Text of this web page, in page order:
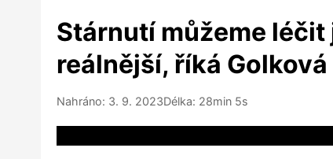
Stárnutí můžeme léčit
reálnější, říká Golková
Nahráno: 3. 9. 2023Délka: 28min 5s